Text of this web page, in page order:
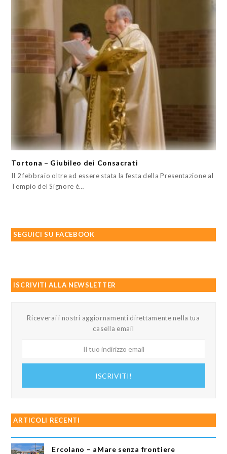
Tortona – Giubileo dei Consacrati
Il 2 febbraio oltre ad essere stata la festa della Presentazione al
Tempio del Signore è…
SEGUICI SU FACEBOOK
ISCRIVITI ALLA NEWSLETTER
Riceverai i nostri aggiornamenti direttamente nella tua
casella email
ISCRIVITI!
ARTICOLI RECENTI
Ercolano – aMare senza frontiere